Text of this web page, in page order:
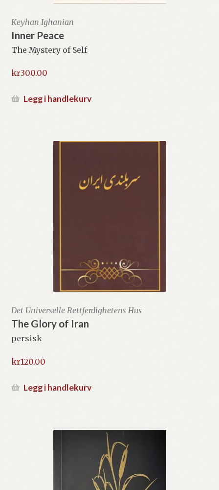
Keyhan Ighanian
Inner Peace
The Mystery of Self
kr300.00
Legg i handlekurv
Det Universelle Rettferdighetens Hus
The Glory of Iran
persisk
kr120.00
Legg i handlekurv